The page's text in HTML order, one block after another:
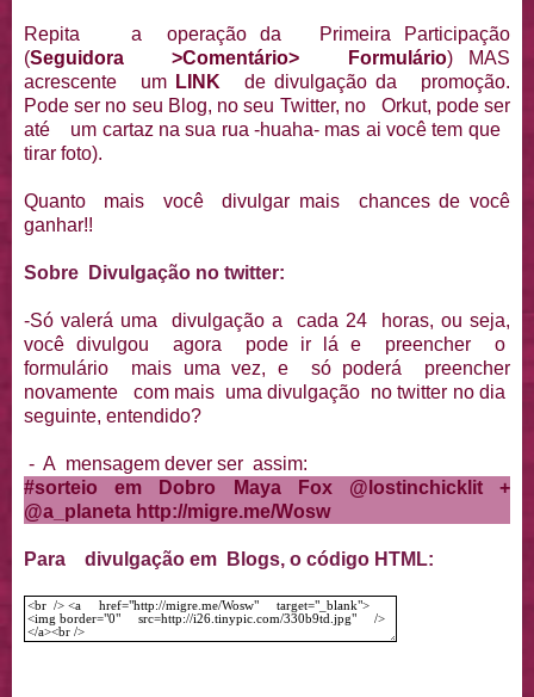
Repita a operação da Primeira Participação
(Seguidora >Comentário> Formulário) MAS
acrescente um LINK de divulgação da promoção.
Pode ser no seu Blog, no seu Twitter, no Orkut, pode ser
até um cartaz na sua rua -huaha- mas ai você tem que
tirar foto).
Quanto mais você divulgar mais chances de você
ganhar!!
Sobre Divulgação no twitter:
-Só valerá uma divulgação a cada 24 horas, ou seja,
você divulgou agora pode ir lá e preencher o
formulário mais uma vez, e só poderá preencher
novamente com mais uma divulgação no twitter no dia
seguinte, entendido?
- A mensagem dever ser assim:
#sorteio em Dobro Maya Fox @lostinchicklit +
@a_planeta http://migre.me/Wosw
Para divulgação em Blogs, o código HTML: